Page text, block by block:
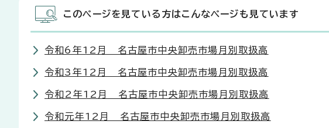
このページを見ている方はこんなページも見ています
令和6年12月 名古屋市中央卸売市場月別取扱高
令和3年12月 名古屋市中央卸売市場月別取扱高
令和2年12月 名古屋市中央卸売市場月別取扱高
令和元年12月 名古屋市中央卸売市場月別取扱高